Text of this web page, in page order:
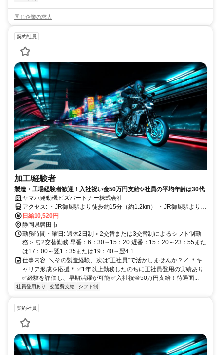
同じ企業の求人
契約社員
加工/経験者
製造・工場経験者歓迎！入社祝い金50万円支給✨社員の平均年齢は30代
ヤマハ発動機ビズパートナー株式会社
アクセス: ・JR御厨駅より徒歩約15分（約1.2km） ・JR御厨駅よりタ
クシーで約5分（約1.2km） ・JR磐田駅よりタクシー約10分 ・JR磐
田駅前バスターミナル1番のりば遠鉄バス「城之崎経由磐田営業所」
行き「ヤマハ発動機前」下車
日給10,520円
静岡県磐田市
勤務時間・曜日: 週休2日制＜2交替または3交替制によるシフト制勤
務＞ ⏰2交替勤務 早番：6：30～15：20 遅番：15：20～23：55また
は17：00～翌1：35または19：40～翌4:1...
仕事内容: ＼その製造経験、次は“正社員”で活かしませんか？／ ＊キ
ャリア形成を応援＊ ✅1年以上勤務したのちに正社員登用の実績あり
✅経験を評価し、早期活躍が可能 ✅入社祝金50万円支給！待遇面...
社員登用あり 交通費支給 シフト制
契約社員